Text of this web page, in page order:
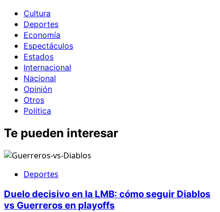
Cultura
Deportes
Economía
Espectáculos
Estados
Internacional
Nacional
Opinión
Otros
Política
Te pueden interesar
Deportes
Duelo decisivo en la LMB: cómo seguir Diablos
vs Guerreros en playoffs